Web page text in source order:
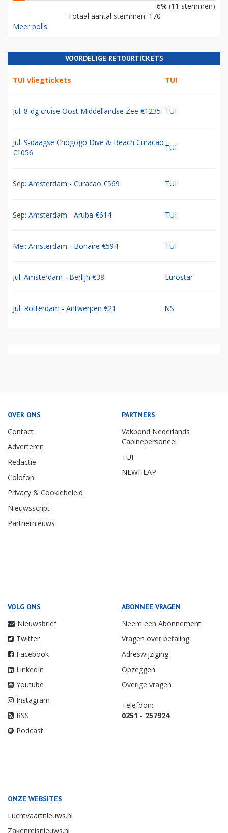
6% (11 stemmen)
Totaal aantal stemmen: 170
Meer polls
VOORDELIGE RETOURTICKETS
TUI vliegtickets TUI
Jul: 8-dg cruise Oost Middellandse Zee €1235 TUI
Jul: 9-daagse Chogogo Dive & Beach Curacao
€1056
TUI
Sep: Amsterdam - Curacao €569 TUI
Sep: Amsterdam - Aruba €614 TUI
Mei: Amsterdam - Bonaire €594 TUI
Jul: Amsterdam - Berlijn €38 Eurostar
Jul: Rotterdam - Antwerpen €21 NS
OVER ONS
Contact
Adverteren
Redactie
Colofon
Privacy & Cookiebeleid
Nieuwsscript
Partnernieuws
PARTNERS
Vakbond Nederlands
Cabinepersoneel
TUI
NEWHEAP
VOLG ONS
Nieuwsbrief
Twitter
Facebook
LinkedIn
Youtube
Instagram
RSS
Podcast
ABONNEE VRAGEN
Neem een Abonnement
Vragen over betaling
Adreswijziging
Opzeggen
Overige vragen
Telefoon:
0251 - 257924
ONZE WEBSITES
Luchtvaartnieuws.nl
Zakenreisnieuws.nl